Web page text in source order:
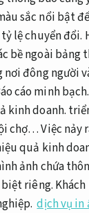
sắc nổi bật
lệ chuyển đổi.
bề ngoài bảng
nơi đông người
cáo minh bạch.
kinh doanh.
chợ… Việc nảy
quả kinh
ảnh chứa
riêng.
dịch vụ in